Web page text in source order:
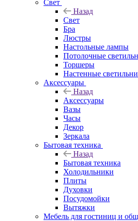
Свет
Назад
Свет
Бра
Люстры
Настольные лампы
Потолочные
Торшеры
Настенные
Аксессуары
Назад
Аксессуары
Вазы
Часы
Декор
Зеркала
Бытовая техника
Назад
Бытовая техника
Холодильники
Плиты
Духовки
Посудомойки
Вытяжки
Мебель для гостиниц и